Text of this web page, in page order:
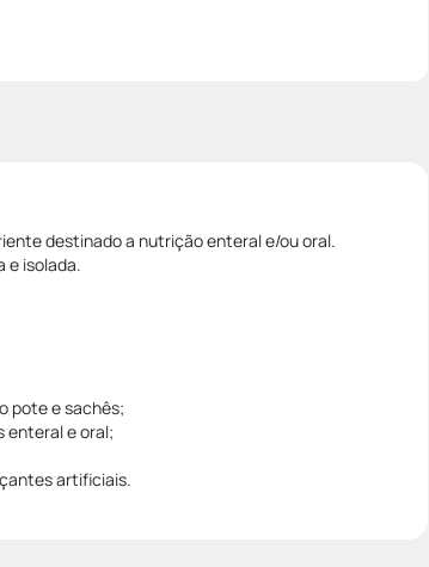
destinado a nutrição enteral e/ou oral.
e isolada.
pote e sachês;
enteral e oral;
artificiais.